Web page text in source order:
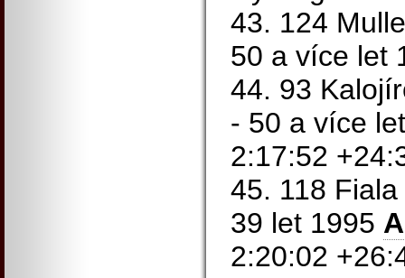
43. 124
50 a více let
44. 93
- 50 a více
2:17:52
45. 118
39 let 1995
2:20:02